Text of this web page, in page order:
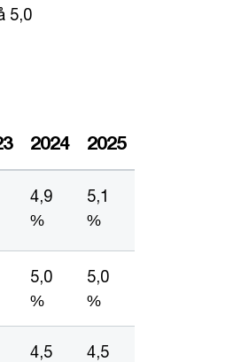
5,0
2024 2025
4,9
%
5,1
%
5,0
%
5,0
%
4,5
4,5